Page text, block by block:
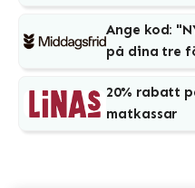
Ange kod:
på dina tre
20% rabatt
matkassar